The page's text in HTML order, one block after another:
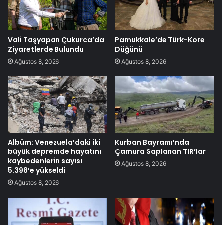
Vali Taşyapan Çukurca’da
Ziyaretlerde Bulundu
Ağustos 8, 2026
Pamukkale’de Türk-Kore
Düğünü
Ağustos 8, 2026
Albüm: Venezuela’daki iki
büyük depremde hayatını
kaybedenlerin sayısı
5.398’e yükseldi
Ağustos 8, 2026
Kurban Bayramı’nda
Çamura Saplanan TIR’lar
Ağustos 8, 2026